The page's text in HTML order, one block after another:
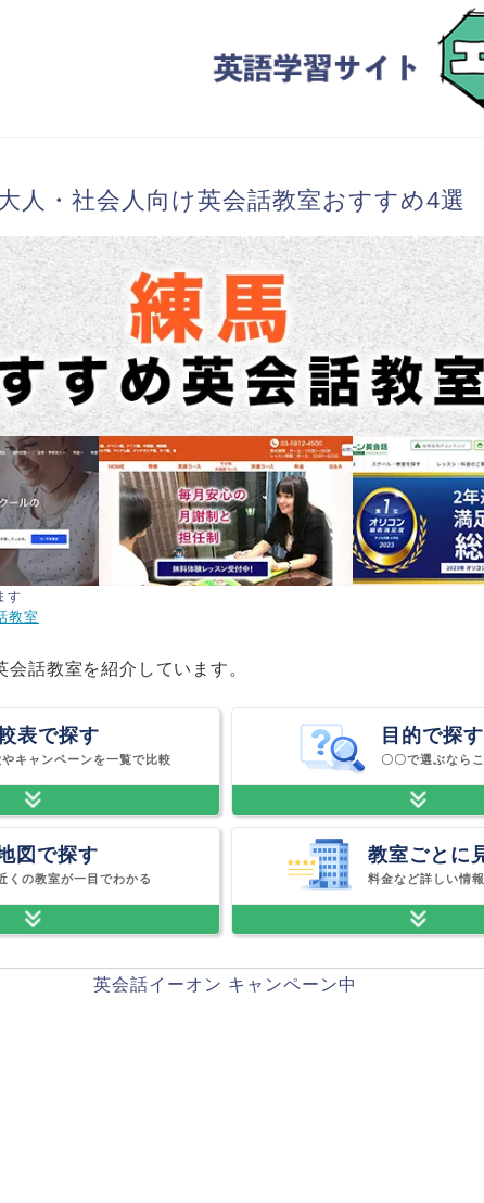
人・社会人向け英会話教室おすすめ4選
す
教室
話教室を紹介しています。
表で探す
キャンペーンを一覧で比較
目的で探す
〇〇で選ぶなら
図で探す
くの教室が一目でわかる
教室ごとに
料金など詳しい情
英会話イーオン キャンペーン中